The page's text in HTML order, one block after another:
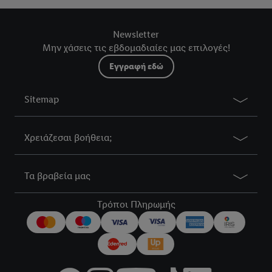
Newsletter
Μην χάσεις τις εβδομαδιαίες μας επιλογές!
Εγγραφή εδώ
Sitemap
Χρειάζεσαι βοήθεια;
Τα βραβεία μας
Τρόποι Πληρωμής